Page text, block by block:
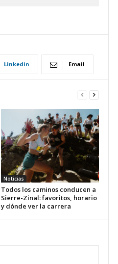
Linkedin Email
Noticias
Todos los caminos conducen a
Sierre-Zinal: favoritos, horario
y dónde ver la carrera